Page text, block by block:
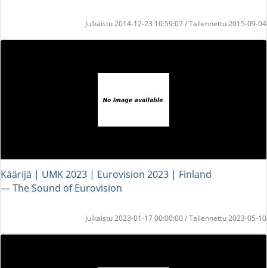
Julkaistu 2014-12-23 10:59:07 / Tallennettu 2015-09-04
Käärijä | UMK 2023 | Eurovision 2023 | Finland
― The Sound of Eurovision
Julkaistu 2023-01-17 00:00:00 / Tallennettu 2023-05-10